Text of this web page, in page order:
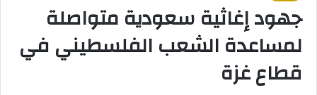
جهود إغاثية سعودية متواصلة
لمساعدة الشعب الفلسطيني في
قطاع غزة